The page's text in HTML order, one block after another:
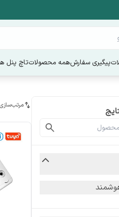
پیگیری سفارشهمه محصولاتتاچ پنل